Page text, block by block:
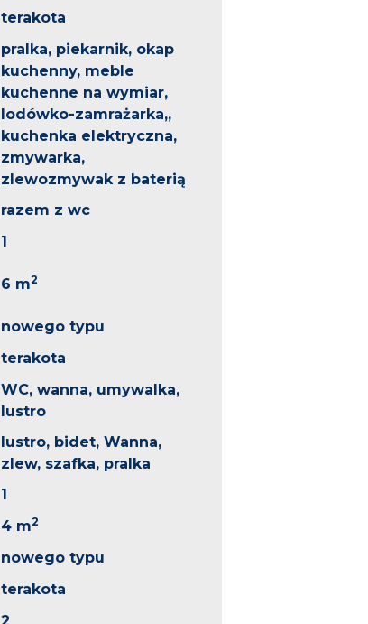
terakota
pralka, piekarnik, okap
kuchenny, meble
kuchenne na wymiar,
lodówko-zamrażarka,,
kuchenka elektryczna,
zmywarka,
zlewozmywak z baterią
razem z wc
1
6 m2
nowego typu
terakota
WC, wanna, umywalka,
lustro
lustro, bidet, Wanna,
zlew, szafka, pralka
1
4 m2
nowego typu
terakota